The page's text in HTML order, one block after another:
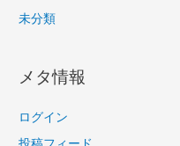
未分類
メタ情報
ログイン